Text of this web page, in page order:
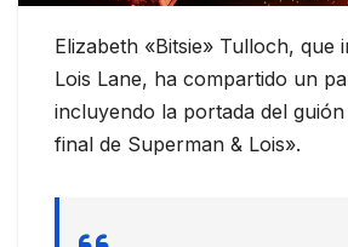
Elizabeth «Bitsie» Tulloch, que
Lois Lane, ha compartido un
incluyendo la portada del
final de Superman & Lois».